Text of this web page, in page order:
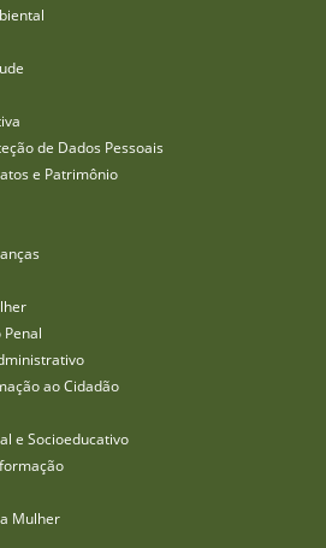
de Dados Pessoais
e Patrimônio
Penal
ao Cidadão
e Socioeducativo
Mulher